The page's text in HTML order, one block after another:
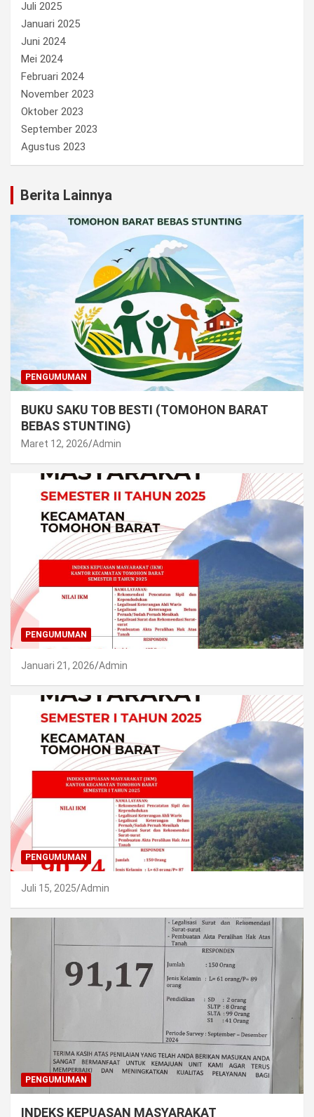
Juli 2025
Januari 2025
Juni 2024
Mei 2024
Februari 2024
November 2023
Oktober 2023
September 2023
Agustus 2023
Berita Lainnya
PENGUMUMAN
BUKU SAKU TOB BESTI (TOMOHON BARAT
BEBAS STUNTING)
Maret 12, 2026 Admin
PENGUMUMAN
Januari 21, 2026 Admin
PENGUMUMAN
Juli 15, 2025 Admin
PENGUMUMAN
INDEKS KEPUASAN MASYARAKAT